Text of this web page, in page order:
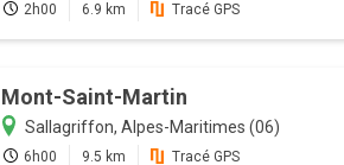
2h00 6.9 km Tracé GPS
Mont-Saint-Martin
Sallagriffon, Alpes-Maritimes (06)
6h00 9.5 km Tracé GPS